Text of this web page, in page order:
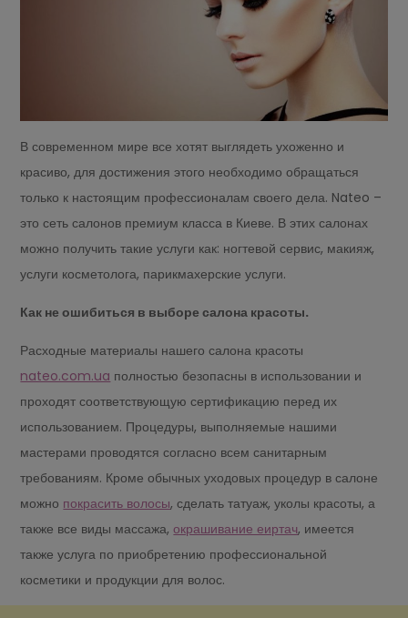
В современном мире все хотят выглядеть ухоженно и
красиво, для достижения этого необходимо обращаться
только к настоящим профессионалам своего дела. Nateo –
это сеть салонов премиум класса в Киеве. В этих салонах
можно получить такие услуги как: ногтевой сервис, макияж,
услуги косметолога, парикмахерские услуги.
Как не ошибиться в выборе салона красоты.
Расходные материалы нашего салона красоты
nateo.com.ua полностью безопасны в использовании и
проходят соответствующую сертификацию перед их
использованием. Процедуры, выполняемые нашими
мастерами проводятся согласно всем санитарным
требованиям. Кроме обычных уходовых процедур в салоне
можно покрасить волосы, сделать татуаж, уколы красоты, а
также все виды массажа,окрашивание еиртач, имеется
также услуга по приобретению профессиональной
косметики и продукции для волос.